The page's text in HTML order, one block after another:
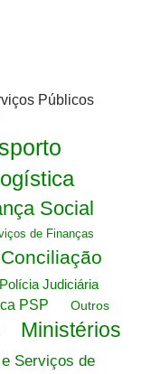
Públicos
Social
de Finanças
Polícia Judiciária
PSP
Outros
Ministérios
Serviços de